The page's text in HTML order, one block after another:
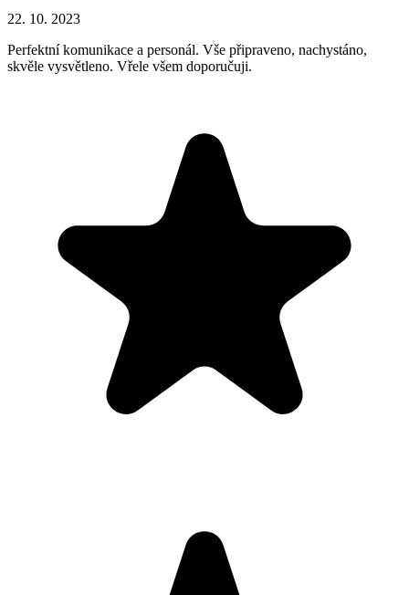
22. 10. 2023
Perfektní komunikace a personál. Vše připraveno, nachystáno,
skvěle vysvětleno. Vřele všem doporučuji.